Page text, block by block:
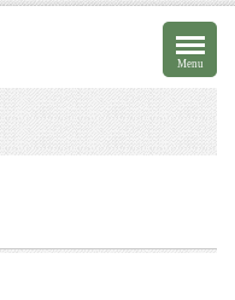
Menu